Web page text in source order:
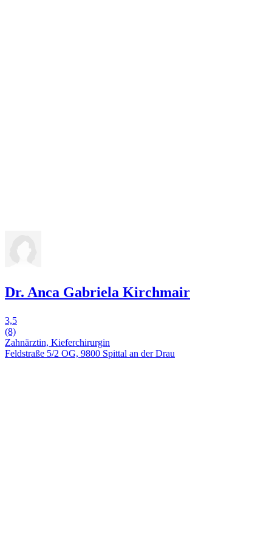
Dr. Anca Gabriela Kirchmair
3,5
(8)
Zahnärztin, Kieferchirurgin
Feldstraße 5/2 OG, 9800 Spittal an der Drau